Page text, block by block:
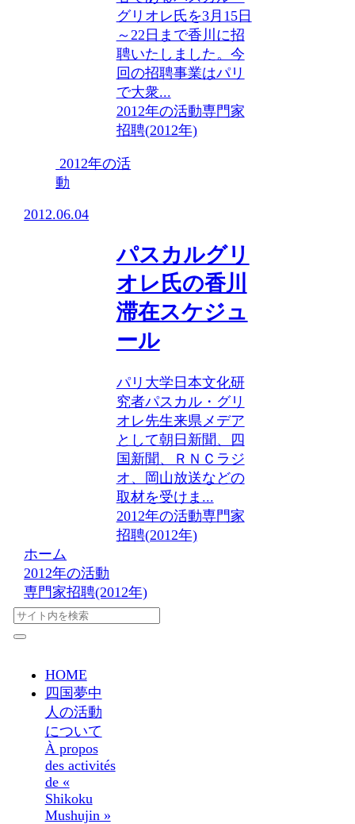
グリオレ氏を3月15日
～22日まで香川に招
聘いたしました。今
回の招聘事業はパリ
で大衆...
2012年の活動専門家
招聘(2012年)
2012年の活
動
2012.06.04
パスカルグリ
オレ氏の香川
滞在スケジュ
ール
パリ大学日本文化研
究者パスカル・グリ
オレ先生来県メデア
として朝日新聞、四
国新聞、ＲＮＣラジ
オ、岡山放送などの
取材を受けま...
2012年の活動専門家
招聘(2012年)
ホーム
2012年の活動
専門家招聘(2012年)
HOME
四国夢中
人の活動
について
À propos
des activités
de «
Shikoku
Mushujin »